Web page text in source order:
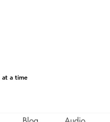
at a time